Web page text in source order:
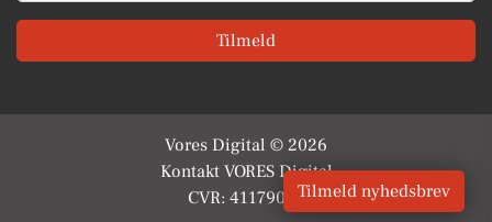
Tilmeld
Vores Digital © 2026
Kontakt VORES Digital
CVR: 41179082Tilmeld nyhedsbrev